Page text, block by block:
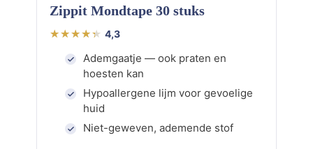
Zippit Mondtape 30 stuks
4,3
Ademgaatje — ook praten en
hoesten kan
Hypoallergene lijm voor gevoelige
huid
Niet-geweven, ademende stof